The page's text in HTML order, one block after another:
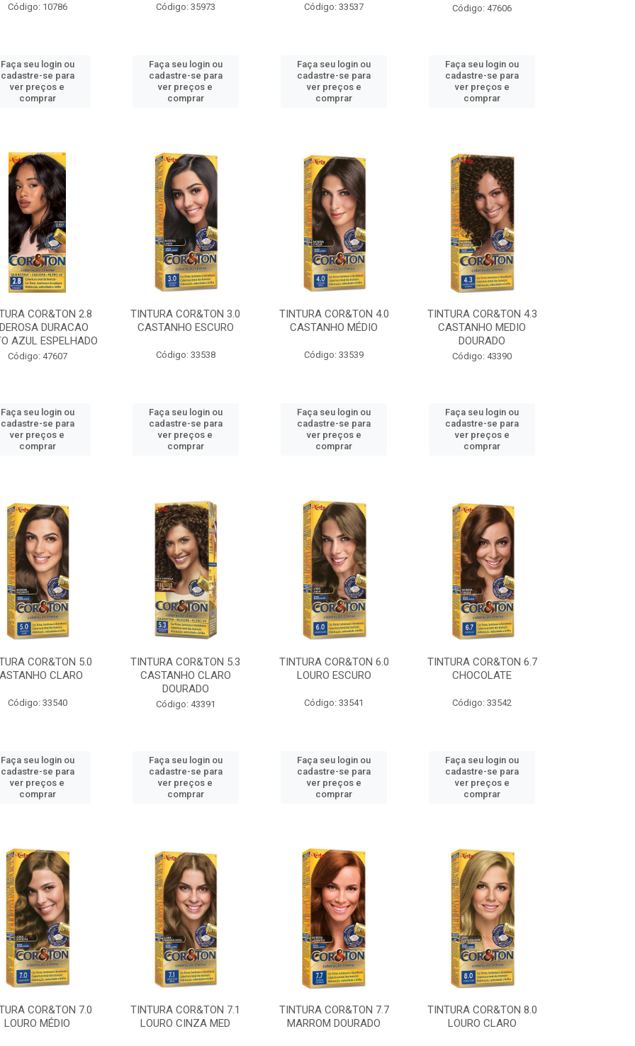
Código: 10786
Faça seu login ou
cadastre-se para
ver preços e
comprar
Código: 35973
Faça seu login ou
cadastre-se para
ver preços e
comprar
Código: 33537
Faça seu login ou
cadastre-se para
ver preços e
comprar
Código: 47606
Faça seu login ou
cadastre-se para
ver preços e
comprar
COR&TON 2.8
DURACAO
AZUL ESPELHADO
Código: 47607
Faça seu login ou
cadastre-se para
ver preços e
comprar
TINTURA COR&TON 3.0
CASTANHO ESCURO
Código: 33538
Faça seu login ou
cadastre-se para
ver preços e
comprar
TINTURA COR&TON 4.0
CASTANHO MÉDIO
Código: 33539
Faça seu login ou
cadastre-se para
ver preços e
comprar
TINTURA COR&TON 4.3
CASTANHO MEDIO
DOURADO
Código: 43390
Faça seu login ou
cadastre-se para
ver preços e
comprar
COR&TON 5.0
CLARO
Código: 33540
Faça seu login ou
cadastre-se para
ver preços e
comprar
TINTURA COR&TON 5.3
CASTANHO CLARO
DOURADO
Código: 43391
Faça seu login ou
cadastre-se para
ver preços e
comprar
TINTURA COR&TON 6.0
LOURO ESCURO
Código: 33541
Faça seu login ou
cadastre-se para
ver preços e
comprar
TINTURA COR&TON 6.7
CHOCOLATE
Código: 33542
Faça seu login ou
cadastre-se para
ver preços e
comprar
COR&TON 7.0
LOURO MÉDIO
TINTURA COR&TON 7.1
LOURO CINZA MED
TINTURA COR&TON 7.7
MARROM DOURADO
TINTURA COR&TON 8.0
LOURO CLARO